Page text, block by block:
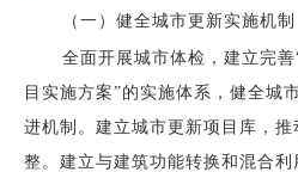
（一）健全城市更新实施机制
全面开展城市体检，建立完
目实施方案”的实施体系，健全城
进机制。建立城市更新项目库，
整。建立与建筑功能转换和混合